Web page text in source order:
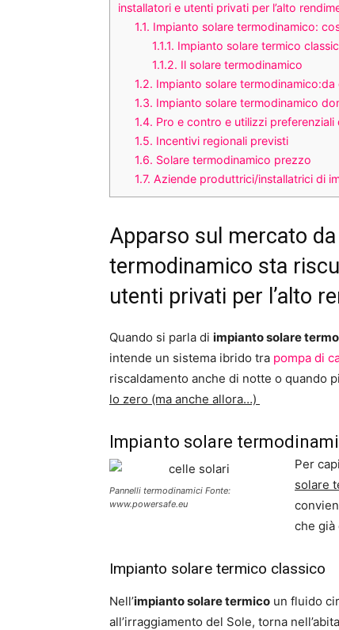
installatori e utenti privati per l’alto
1.1. Impianto solare termodinamico:
1.1.1. Impianto solare termico
1.1.2. Il solare termodinamico
1.2. Impianto solare
1.3. Impianto solare termodinamico
1.4. Pro e contro e utilizzi
1.5. Incentivi regionali previsti
1.6. Solare termodinamico prezzo
1.7. Aziende produttrici/installatrici di
Apparso sul mercato
termodinamico sta
utenti privati per l’alto
Quando si parla di impianto solare
intende un sistema ibrido tra pompa di
riscaldamento anche di notte o quando
lo zero (ma anche allora…)
Impianto solare
Pannelli termodinamici Fonte:
www.powersafe.eu
Per
solare
che già
Impianto solare termico classico
Nell’impianto solare termico un fluido
all’irraggiamento del Sole, torna